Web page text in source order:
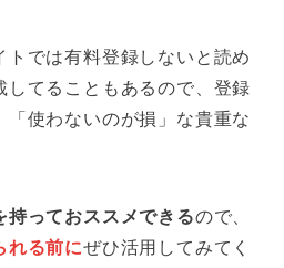
では有料登録しないと読め
してることもあるので、登録
「使わないのが損」な貴重な
持っておススメできるので、
れる前にぜひ活用してみてく